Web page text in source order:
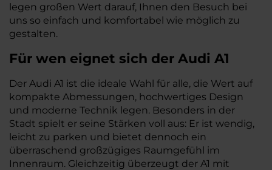
legen großen Wert darauf, Ihnen den Besuch bei
uns so einfach und komfortabel wie möglich zu
gestalten.
Für wen eignet sich der Audi A1
Der Audi A1 ist die ideale Wahl für alle, die Wert auf
kompakte Abmessungen, hochwertiges Design
und moderne Technik legen. Besonders in der
Stadt spielt er seine Stärken voll aus: Er ist wendig,
leicht zu parken und bietet dennoch ein
überraschend großzügiges Raumgefühl im
Innenraum. Gleichzeitig überzeugt der A1 mit